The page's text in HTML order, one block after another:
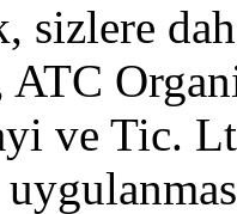
sizlere
ve Tic.